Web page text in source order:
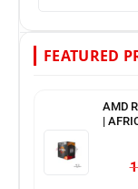
FEATURED
AMD
|